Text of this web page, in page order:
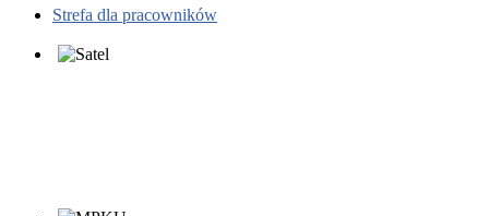
Strefa dla pracowników